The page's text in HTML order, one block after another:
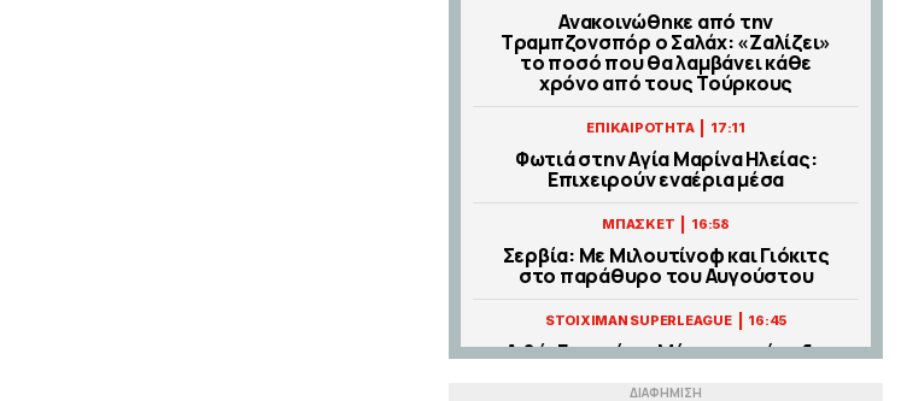
Ανακοινώθηκε από την
Τραμπζονσπόρ ο Σαλάχ: «Ζαλίζει»
το ποσό που θα λαμβάνει κάθε
χρόνο από τους Τούρκους
ΕΠΙΚΑΙΡΟΤΗΤΑ 17:11
Φωτιά στην Aγία Μαρίνα Ηλείας:
Επιχειρούν εναέρια μέσα
ΜΠΑΣΚΕΤ 16:58
Σερβία: Με Μιλουτίνοφ και Γιόκιτς
στο παράθυρο του Αυγούστου
STOIXIMAN SUPERLEAGUE 16:45
Λιβάι Γκαρσία: «Μέσα στο γήπεδο